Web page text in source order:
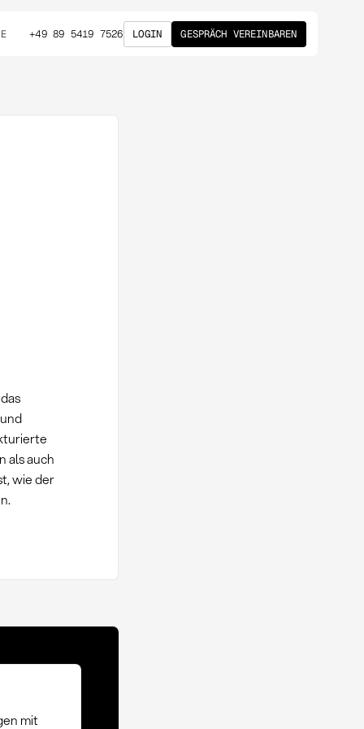
+49 89 5419 7526 LOGIN GESPRÄCH VEREINBAREN
als auch
wie der
mit